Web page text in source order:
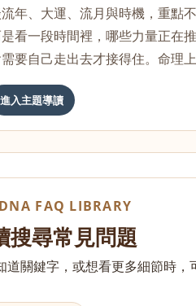
年、大運、流月與時機，重點
看一段時間裡，哪些力量正在
要自己走出去才接得住。命理
進入主題導讀
FAQ LIBRARY
搜尋常見問題
道關鍵字，或想看更多細節時，